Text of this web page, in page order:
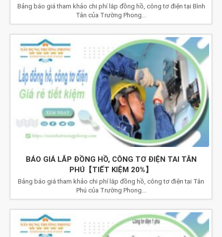
Bảng báo giá tham khảo chi phí lắp đồng hồ, công tơ điện tại Bình
Tân của Trường Phong...
BÁO GIÁ LẮP ĐỒNG HỒ, CÔNG TƠ ĐIỆN TAI TÂN
PHÚ【TIẾT KIỆM 20%】
Bảng báo giá tham khảo chi phí lắp đồng hồ, công tơ điện tại Tân
Phú của Trường Phong...